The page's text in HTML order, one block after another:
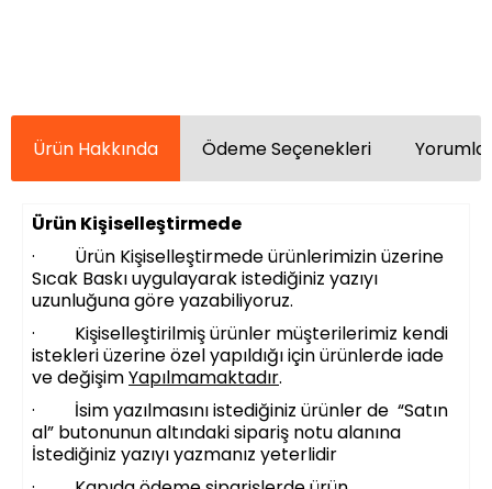
Ürün Hakkında Ödeme Seçenekleri
Ürün Kişiselleştirmede
· Ürün Kişiselleştirmede ürünlerimizin üzerine
Sıcak Baskı uygulayarak istediğiniz yazıyı
uzunluğuna göre yazabiliyoruz.
· Kişiselleştirilmiş ürünler müşterilerimiz kendi
istekleri üzerine özel yapıldığı için ürünlerde iade
ve değişimYapılmamaktadır.
· İsim yazılmasını istediğiniz ürünler de “Satın
al” butonunun altındaki sipariş notu alanına
İstediğiniz yazıyı yazmanız yeterlidir